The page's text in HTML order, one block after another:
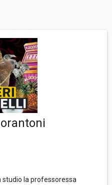
studio la professoressa